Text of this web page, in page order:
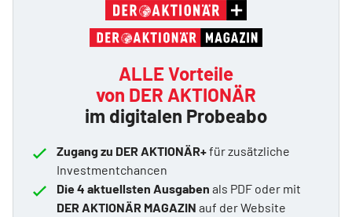
ALLE Vorteile
von DER AKTIONÄR
im digitalen Probeabo
Zugang zu DER AKTIONÄR+für zusätzliche
Investmentchancen
Die 4 aktuellsten Ausgaben als PDF oder mit
DER AKTIONÄR MAGAZIN auf der Website